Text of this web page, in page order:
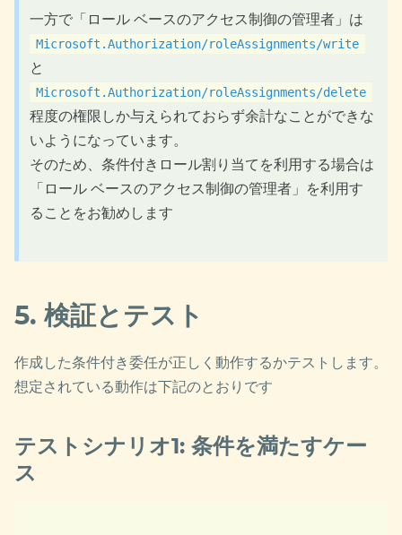
一方で「ロール ベースのアクセス制御の管理者」は
Microsoft.Authorization/roleAssignments/write
と
Microsoft.Authorization/roleAssignments/delete
程度の権限しか与えられておらず余計なことができな
いようになっています。
そのため、条件付きロール割り当てを利用する場合は
「ロール ベースのアクセス制御の管理者」を利用す
ることをお勧めします
5. 検証とテスト
作成した条件付き委任が正しく動作するかテストします。
想定されている動作は下記のとおりです
テストシナリオ1: 条件を満たすケー
ス